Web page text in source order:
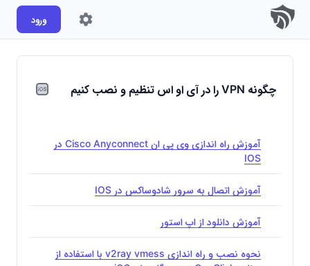
ورود
چگونه VPN را در آی او اس تنظیم و نصب کنیم
آموزش راه اندازی وی پی ان Cisco Anyconnect در
IOS
آموزش اتصال به سرور شادوساکس در IOS
آموزش دانلود از اپ استور
نحوه نصب و راه اندازی v2ray vmess با استفاده از